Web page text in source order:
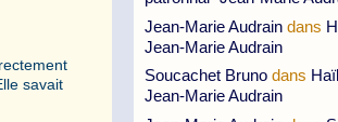
savait
Jean-Marie Audrain dans
Jean-Marie Audrain
Soucachet Bruno dans
Jean-Marie Audrain